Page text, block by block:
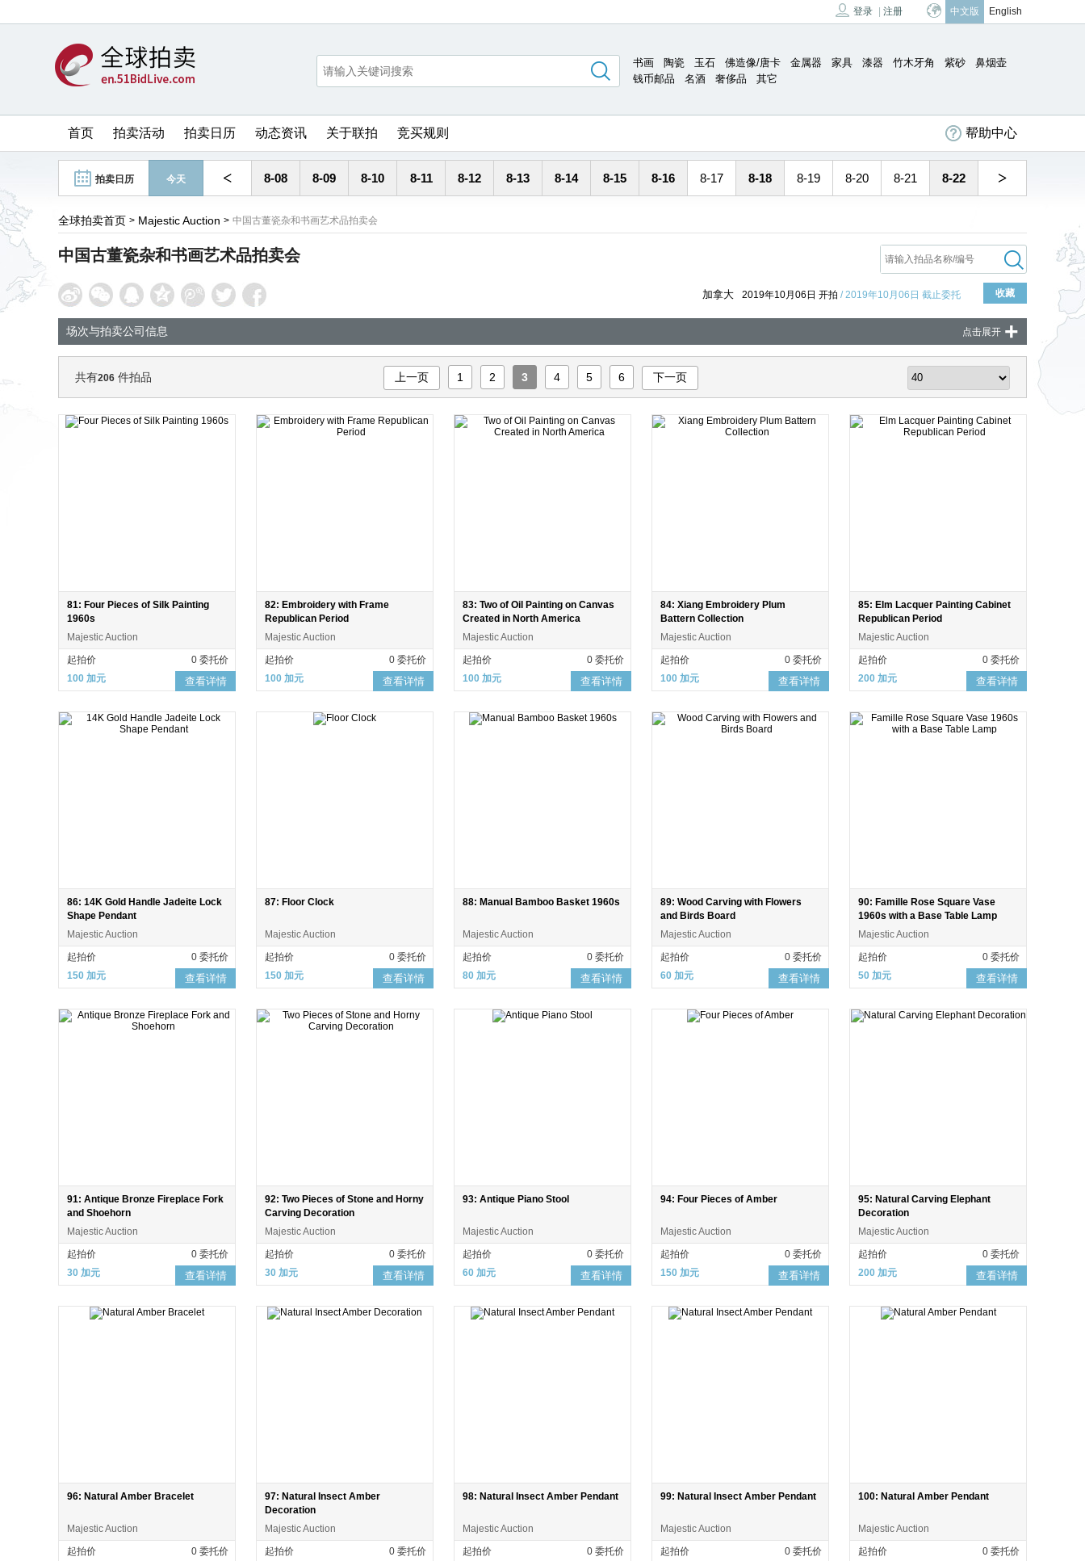
登录 注册 中文版 English
书画 陶瓷 玉石 佛造像/唐卡 金属器 家具 漆器 竹木牙角 紫砂
鼻烟壶
钱币邮品
名酒 奢侈品 其它
首页 拍卖活动 拍卖日历 动态资讯 关于联拍 竞买规则 帮助中心
拍卖日历 今天 < 8-08 8-09 8-10 8-11 8-12 8-13 8-14 8-15 8-16 8-17 8-18 8-19 8-20 8-21 8-22 >
全球拍卖首页 > Majestic Auction > 中国古董瓷杂和书画艺术品拍卖会
中国古董瓷杂和书画艺术品拍卖会
加拿大 2019年10月06日 开拍 / 2019年10月06日 截止委托 收藏
场次与拍卖公司信息 点击展开 +
共有206 件拍品 上一页 1 2 3 4 5 6 下一页
81: Four Pieces of Silk Painting
1960s
Majestic Auction
起拍价
0 委托价
100 加元
查看详情
82: Embroidery with Frame
Republican Period
Majestic Auction
起拍价
0 委托价
100 加元
查看详情
83: Two of Oil Painting on Canvas
Created in North America
Majestic Auction
起拍价
0 委托价
100 加元
查看详情
84: Xiang Embroidery Plum
Battern Collection
Majestic Auction
起拍价
0 委托价
100 加元
查看详情
85: Elm Lacquer Painting Cabinet
Republican Period
Majestic Auction
起拍价
0 委托价
200 加元
查看详情
86: 14K Gold Handle Jadeite Lock
Shape Pendant
Majestic Auction
起拍价
0 委托价
150 加元
查看详情
87: Floor Clock
Majestic Auction
起拍价
0 委托价
150 加元
查看详情
88: Manual Bamboo Basket 1960s
Majestic Auction
起拍价
0 委托价
80 加元
查看详情
89: Wood Carving with Flowers
and Birds Board
Majestic Auction
起拍价
0 委托价
60 加元
查看详情
90: Famille Rose Square Vase
1960s with a Base Table Lamp
Majestic Auction
起拍价
0 委托价
50 加元
查看详情
91: Antique Bronze Fireplace Fork
and Shoehorn
Majestic Auction
起拍价
0 委托价
30 加元
查看详情
92: Two Pieces of Stone and Horny
Carving Decoration
Majestic Auction
起拍价
0 委托价
30 加元
查看详情
93: Antique Piano Stool
Majestic Auction
起拍价
0 委托价
60 加元
查看详情
94: Four Pieces of Amber
Majestic Auction
起拍价
0 委托价
150 加元
查看详情
95: Natural Carving Elephant
Decoration
Majestic Auction
起拍价
0 委托价
200 加元
查看详情
96: Natural Amber Bracelet
Majestic Auction
起拍价
0 委托价
97: Natural Insect Amber
Decoration
Majestic Auction
起拍价
0 委托价
98: Natural Insect Amber Pendant
Majestic Auction
起拍价
0 委托价
99: Natural Insect Amber Pendant
Majestic Auction
起拍价
0 委托价
100: Natural Amber Pendant
Majestic Auction
起拍价
0 委托价